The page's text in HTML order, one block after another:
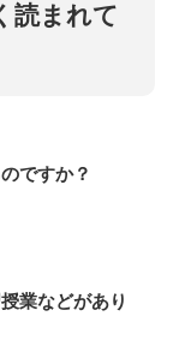
読まれて
ですか？
業などがあり